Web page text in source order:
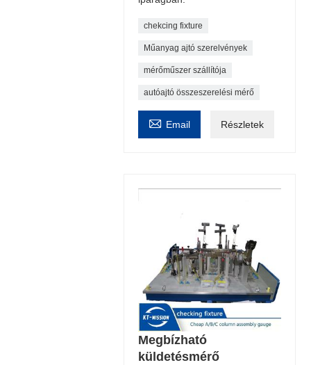
chekcing fixture
Műanyag ajtó szerelvények
mérőműszer szállítója
autóajtó összeszerelési mérő
 Email Részletek
Megbízható
küldetésmérő